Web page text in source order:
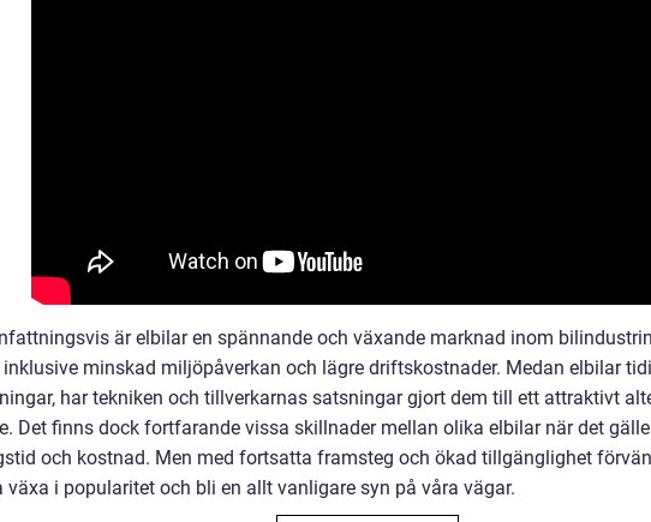
är elbilar en spännande och växande marknad inom
inklusive minskad miljöpåverkan och lägre driftskostnader. Medan elbilar
har tekniken och tillverkarnas satsningar gjort dem till ett attraktivt
Det finns dock fortfarande vissa skillnader mellan olika elbilar när det
och kostnad. Men med fortsatta framsteg och ökad tillgänglighet
i popularitet och bli en allt vanligare syn på våra vägar.